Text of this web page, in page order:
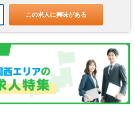
この求人に興味がある